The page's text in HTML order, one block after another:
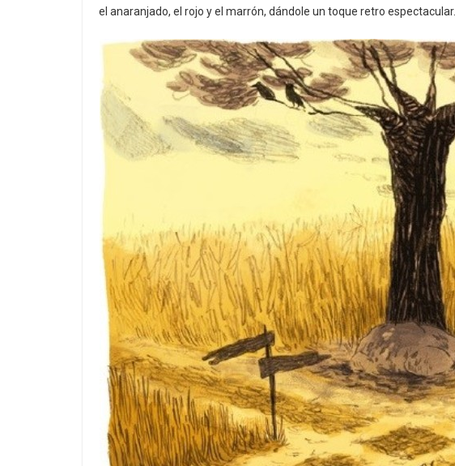
el anaranjado, el rojo y el marrón, dándole un toque retro espectacular.